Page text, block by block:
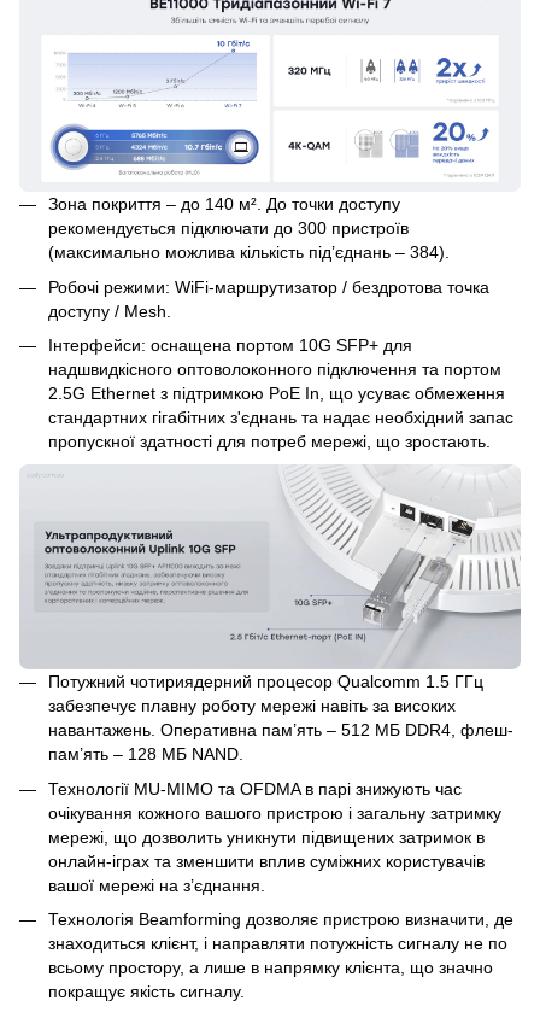
Зона покриття – до 140 м². До точки доступу
рекомендується підключати до 300 пристроїв
(максимально можлива кількість під’єднань – 384).
Робочі режими: WiFi-маршрутизатор / бездротова точка
доступу / Mesh.
Інтерфейси: оснащена портом 10G SFP+ для
надшвидкісного оптоволоконного підключення та портом
2.5G Ethernet з підтримкою PoE In, що усуває обмеження
стандартних гігабітних з'єднань та надає необхідний запас
пропускної здатності для потреб мережі, що зростають.
Потужний чотириядерний процесор Qualcomm 1.5 ГГц
забезпечує плавну роботу мережі навіть за високих
навантажень. Оперативна пам’ять – 512 МБ DDR4, флеш-
пам’ять – 128 МБ NAND.
Технології MU-MIMO та OFDMA в парі знижують час
очікування кожного вашого пристрою і загальну затримку
мережі, що дозволить уникнути підвищених затримок в
онлайн-іграх та зменшити вплив суміжних користувачів
вашої мережі на з’єднання.
Технологія Beamforming дозволяє пристрою визначити, де
знаходиться клієнт, і направляти потужність сигналу не по
всьому простору, а лише в напрямку клієнта, що значно
покращує якість сигналу.